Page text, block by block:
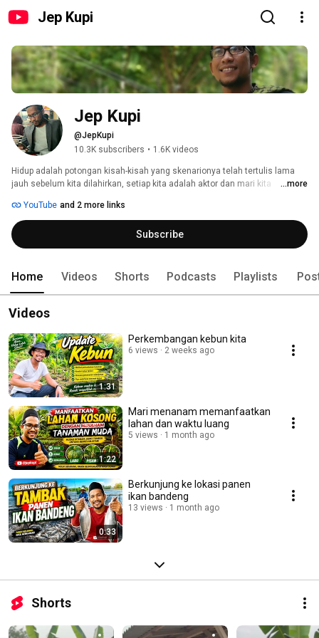
Jep Kupi
Jep Kupi
@JepKupi
10.3K subscribers • 1.6K videos
Hidup adalah potongan kisah-kisah yang skenarionya telah tertulis lama
jauh sebelum kita dilahirkan, setiap kita adalah aktor dan mari kita
kepada satu dan lainnya. Salam dari @JepKupi.
...more
YouTube and 2 more links
Subscribe
Home Videos Shorts Podcasts Playlists
Videos
1:31
Perkembangan kebun kita
6 views 2 weeks ago
1:22
Mari menanam memanfaatkan
lahan dan waktu luang
5 views 1 month ago
0:33
Berkunjung ke lokasi panen
ikan bandeng
13 views 1 month ago
Shorts